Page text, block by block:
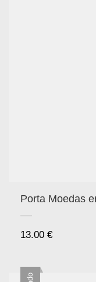
Porta Moedas
13.00 €